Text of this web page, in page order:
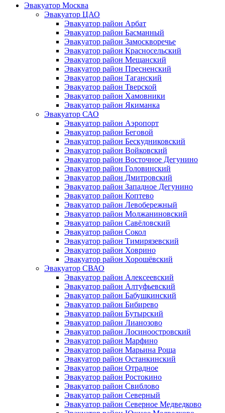
Эвакуатор Москва
Эвакуатор ЦАО
Эвакуатор район Арбат
Эвакуатор район Басманный
Эвакуатор район Замоскворечье
Эвакуатор район Красносельский
Эвакуатор район Мещанский
Эвакуатор район Пресненский
Эвакуатор район Таганский
Эвакуатор район Тверской
Эвакуатор район Хамовники
Эвакуатор район Якиманка
Эвакуатор САО
Эвакуатор район Аэропорт
Эвакуатор район Беговой
Эвакуатор район Бескудниковский
Эвакуатор район Войковский
Эвакуатор район Восточное Дегунино
Эвакуатор район Головинский
Эвакуатор район Дмитровский
Эвакуатор район Западное Дегунино
Эвакуатор район Коптево
Эвакуатор район Левобережный
Эвакуатор район Молжаниновский
Эвакуатор район Савёловский
Эвакуатор район Сокол
Эвакуатор район Тимирязевский
Эвакуатор район Ховрино
Эвакуатор район Хорошёвский
Эвакуатор СВАО
Эвакуатор район Алексеевский
Эвакуатор район Алтуфьевский
Эвакуатор район Бабушкинский
Эвакуатор район Бибирево
Эвакуатор район Бутырский
Эвакуатор район Лианозово
Эвакуатор район Лосиноостровский
Эвакуатор район Марфино
Эвакуатор район Марьина Роща
Эвакуатор район Останкинский
Эвакуатор район Отрадное
Эвакуатор район Ростокино
Эвакуатор район Свиблово
Эвакуатор район Северный
Эвакуатор район Северное Медведково